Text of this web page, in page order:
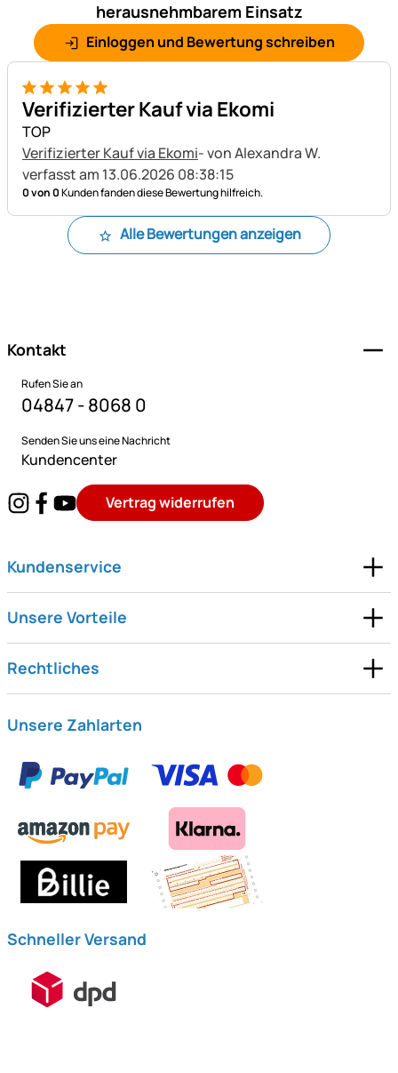
herausnehmbarem Einsatz
Einloggen und Bewertung schreiben
5 von 5
Verifizierter Kauf via Ekomi
TOP
Verifizierter Kauf via Ekomi- von Alexandra W.
verfasst am 13.06.2026 08:38:15
0 von 0Kunden fanden diese Bewertung hilfreich.
Alle Bewertungen anzeigen
Kontakt
Rufen Sie an
04847 - 8068 0
Senden Sie uns eine Nachricht
Kundencenter
Vertrag widerrufen
Kundenservice
Unsere Vorteile
Rechtliches
Unsere Zahlarten
Schneller Versand